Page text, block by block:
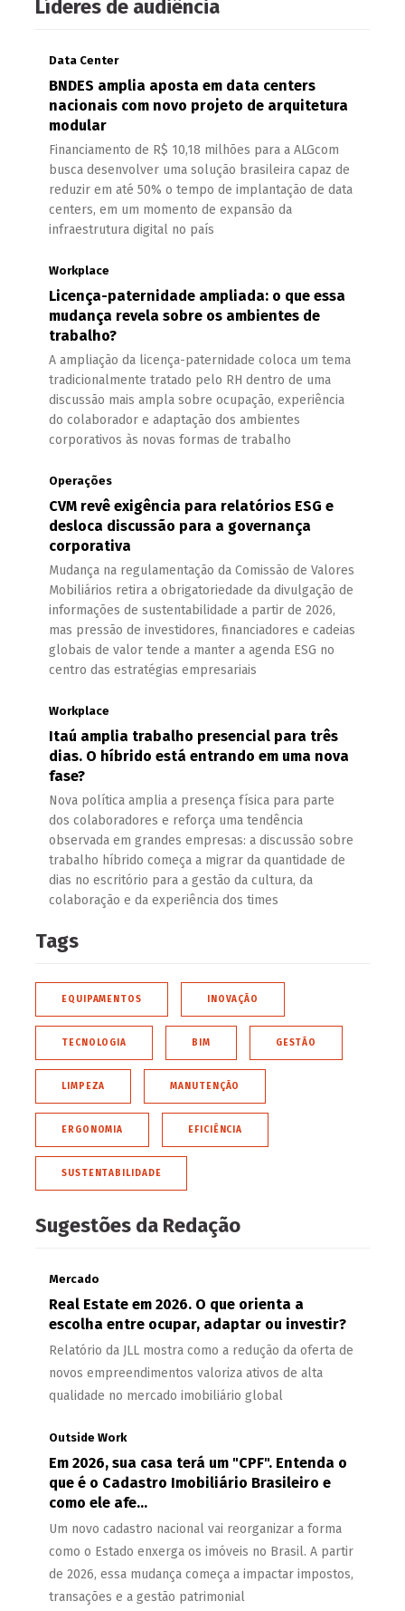
Líderes de audiência
Data Center
BNDES amplia aposta em data centers
nacionais com novo projeto de arquitetura
modular
Financiamento de R$ 10,18 milhões para a ALGcom
busca desenvolver uma solução brasileira capaz de
reduzir em até 50% o tempo de implantação de data
centers, em um momento de expansão da
infraestrutura digital no país
Workplace
Licença-paternidade ampliada: o que essa
mudança revela sobre os ambientes de
trabalho?
A ampliação da licença-paternidade coloca um tema
tradicionalmente tratado pelo RH dentro de uma
discussão mais ampla sobre ocupação, experiência
do colaborador e adaptação dos ambientes
corporativos às novas formas de trabalho
Operações
CVM revê exigência para relatórios ESG e
desloca discussão para a governança
corporativa
Mudança na regulamentação da Comissão de Valores
Mobiliários retira a obrigatoriedade da divulgação de
informações de sustentabilidade a partir de 2026,
mas pressão de investidores, financiadores e cadeias
globais de valor tende a manter a agenda ESG no
centro das estratégias empresariais
Workplace
Itaú amplia trabalho presencial para três
dias. O híbrido está entrando em uma nova
fase?
Nova política amplia a presença física para parte
dos colaboradores e reforça uma tendência
observada em grandes empresas: a discussão sobre
trabalho híbrido começa a migrar da quantidade de
dias no escritório para a gestão da cultura, da
colaboração e da experiência dos times
Tags
EQUIPAMENTOS INOVAÇÃO
TECNOLOGIA BIM GESTÃO
LIMPEZA MANUTENÇÃO
ERGONOMIA EFICIÊNCIA
SUSTENTABILIDADE
Sugestões da Redação
Mercado
Real Estate em 2026. O que orienta a
escolha entre ocupar, adaptar ou investir?
Relatório da JLL mostra como a redução da oferta de
novos empreendimentos valoriza ativos de alta
qualidade no mercado imobiliário global
Outside Work
Em 2026, sua casa terá um "CPF". Entenda o
que é o Cadastro Imobiliário Brasileiro e
como ele afe...
Um novo cadastro nacional vai reorganizar a forma
como o Estado enxerga os imóveis no Brasil. A partir
de 2026, essa mudança começa a impactar impostos,
transações e a gestão patrimonial